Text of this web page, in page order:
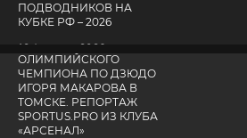
ПОДВОДНИКОВ НА
КУБКЕ РФ – 2026
19 февраля 2026
СЕМИНАР
ОЛИМПИЙСКОГО
ЧЕМПИОНА ПО ДЗЮДО
ИГОРЯ МАКАРОВА В
ТОМСКЕ. РЕПОРТАЖ
SPORTUS.PRO ИЗ КЛУБА
«АРСЕНАЛ»